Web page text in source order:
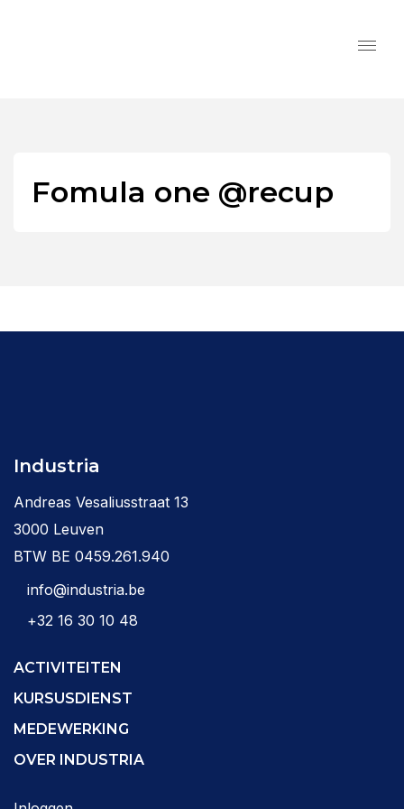
Fomula one @recup
Industria
Andreas Vesaliusstraat 13
3000 Leuven
BTW BE 0459.261.940
info@industria.be
+32 16 30 10 48
ACTIVITEITEN
KURSUSDIENST
MEDEWERKING
OVER INDUSTRIA